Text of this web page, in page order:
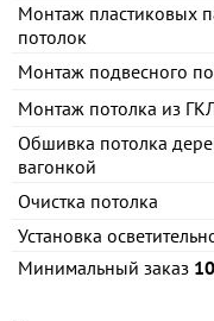
Монтаж пластиковых
потолок
Монтаж подвесного
Монтаж потолка из
Обшивка потолка
вагонкой
Очистка потолка
Установка
Минимальный заказ